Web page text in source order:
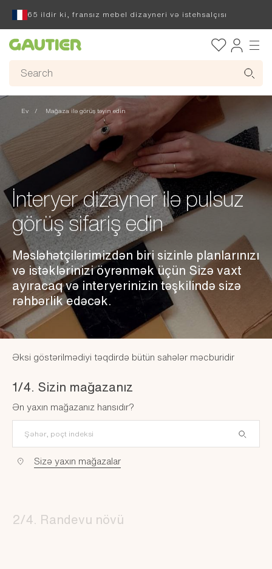
65 ildir ki, fransız mebel dizayneri və istehsalçısı
Gautier
Ev Mağaza ilə görüş təyin edin
İnteryer dizayner ilə pulsuz
görüş sifariş edin
Məsləhətçilərimizdən biri sizinlə planlarınızı
və istəklərinizi öyrənmək üçün Sizə vaxt
ayıracaq və interyerinizin təşkilində sizə
rəhbərlik edəcək.
Əksi göstərilmədiyi təqdirdə bütün sahələr məcburidir
1/4. Sizin mağazanız
Ən yaxın mağazanız hansıdır?
Sizə yaxın mağazalar
2/4. Randevu növü